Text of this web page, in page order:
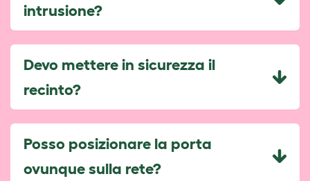
intrusione?
Devo mettere in sicurezza il
recinto?
Posso posizionare la porta
ovunque sulla rete?